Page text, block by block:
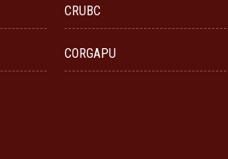
CRUBC
CORGAPU